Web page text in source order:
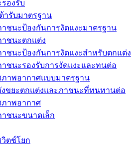
องรับ
ต้ารับมาตรฐาน
ชนะป้องกันการงัดแงะมาตรฐาน
าชนะตกแต่ง
ชนะป้องกันการงัดแงะสำหรับตกแต่ง
ชนะรองรับการงัดแงะและทนต่อ
ภาพอากาศแบบมาตรฐาน
งขยะตกแต่งและภาชนะที่ทนทานต่อ
ภาพอากาศ
าชนะขนาดเล็ก
วิตช์โยก